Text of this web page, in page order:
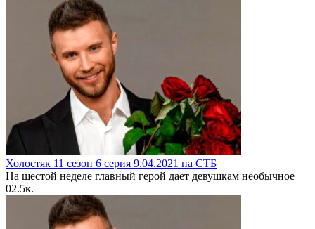
Холостяк 11 сезон 6 серия 9.04.2021 на СТБ
На шестой неделе главный герой дает девушкам необычное
02.5к.